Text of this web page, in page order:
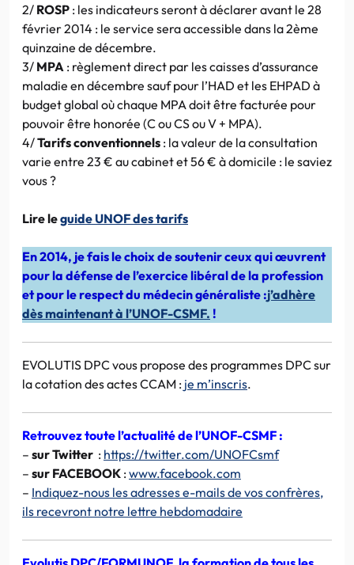
2/ ROSP : les indicateurs seront à déclarer avant le 28
février 2014 : le service sera accessible dans la 2ème
quinzaine de décembre.
3/ MPA : règlement direct par les caisses d’assurance
maladie en décembre sauf pour l’HAD et les EHPAD à
budget global où chaque MPA doit être facturée pour
pouvoir être honorée (C ou CS ou V + MPA).
4/Tarifs conventionnels : la valeur de la consultation
varie entre 23 € au cabinet et 56 € à domicile : le saviez
vous ?
Lire leguide UNOF des tarifs
En 2014, je fais le choix de soutenir ceux qui œuvrent
pour la défense de l’exercice libéral de la profession
et pour le respect du médecin généraliste :j’adhère
dès maintenant à l’UNOF-CSMF. !
EVOLUTIS DPC vous propose des programmes DPC sur
la cotation des actes CCAM : je m’inscris.
Retrouvez toute l’actualité de l’UNOF-CSMF :
– sur Twitter : https://twitter.com/UNOFCsmf
– sur FACEBOOK :www.facebook.com
– Indiquez-nous les adresses e-mails de vos confrères,
ils recevront notre lettre hebdomadaire